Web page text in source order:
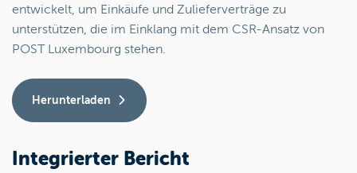
entwickelt, um Einkäufe und Zulieferverträge zu
unterstützen, die im Einklang mit dem CSR-Ansatz von
POST Luxembourg stehen.
Herunterladen
Integrierter Bericht